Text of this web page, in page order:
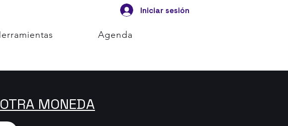
Iniciar sesión
Agenda
MONEDA